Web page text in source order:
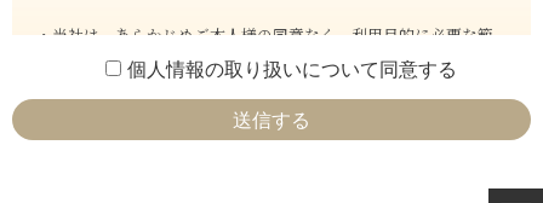
・当社は、あらかじめご本人様の同意なく、利用目的に必要な範
囲を超えた個人情報の取り扱いを行わないことを原則とし、その
ための措置を講じます。
・当社の個人情報の取り扱い及び個人情報保護に関する取り組み
についての苦情及び相談の窓口を設置し、適切に対応いたしま
個人情報の取り扱いについて同意する